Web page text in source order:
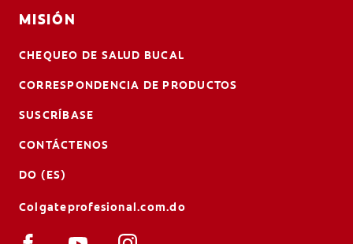
MISIÓN
CHEQUEO DE SALUD BUCAL
CORRESPONDENCIA DE PRODUCTOS
SUSCRÍBASE
CONTÁCTENOS
DO (ES)
Colgateprofesional.com.do